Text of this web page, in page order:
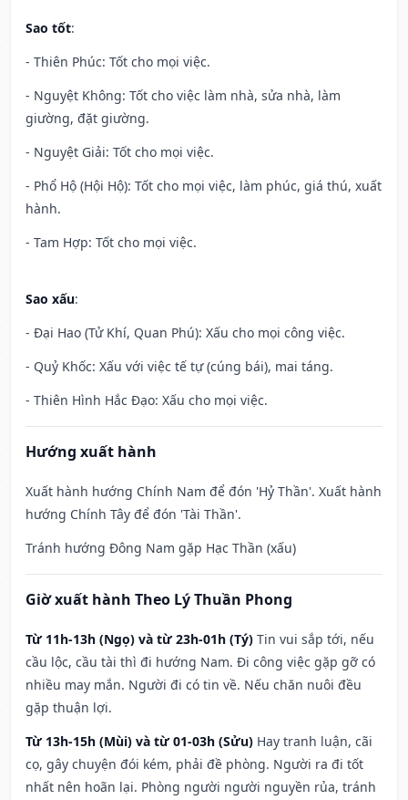
Sao tốt:
- Thiên Phúc: Tốt cho mọi việc.
- Nguyệt Không: Tốt cho việc làm nhà, sửa nhà, làm
giường, đặt giường.
- Nguyệt Giải: Tốt cho mọi việc.
- Phổ Hộ (Hội Hộ): Tốt cho mọi việc, làm phúc, giá thú, xuất
hành.
- Tam Hợp: Tốt cho mọi việc.
Sao xấu:
- Đại Hao (Tử Khí, Quan Phú): Xấu cho mọi công việc.
- Quỷ Khốc: Xấu với việc tế tự (cúng bái), mai táng.
- Thiên Hình Hắc Đạo: Xấu cho mọi việc.
Hướng xuất hành
Xuất hành hướng Chính Nam để đón 'Hỷ Thần'. Xuất hành
hướng Chính Tây để đón 'Tài Thần'.
Tránh hướng Đông Nam gặp Hạc Thần (xấu)
Giờ xuất hành Theo Lý Thuần Phong
Từ 11h-13h (Ngọ) và từ 23h-01h (Tý) Tin vui sắp tới, nếu
cầu lộc, cầu tài thì đi hướng Nam. Đi công việc gặp gỡ có
nhiều may mắn. Người đi có tin về. Nếu chăn nuôi đều
gặp thuận lợi.
Từ 13h-15h (Mùi) và từ 01-03h (Sửu) Hay tranh luận, cãi
cọ, gây chuyện đói kém, phải đề phòng. Người ra đi tốt
nhất nên hoãn lại. Phòng người người nguyền rủa, tránh